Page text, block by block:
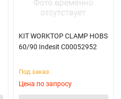
KIT WORKTOP CLAMP HOBS
60/90 Indesit C00052952
Под заказ
Цена по запросу